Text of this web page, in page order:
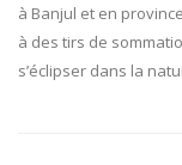
à Banjul et en
à des tirs de
s’éclipser dans la